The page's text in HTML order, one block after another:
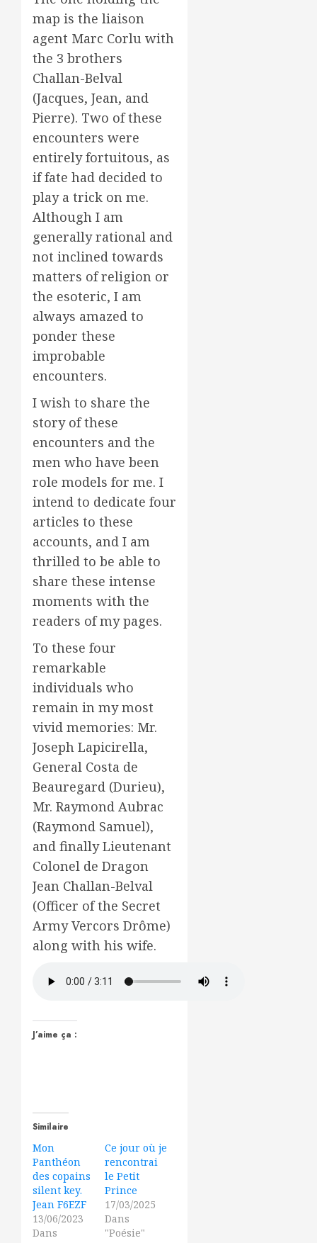
map is the liaison
agent Marc Corlu with
the 3 brothers
Challan-Belval
(Jacques, Jean, and
Pierre). Two of these
encounters were
entirely fortuitous, as
if fate had decided to
play a trick on me.
Although I am
generally rational and
not inclined towards
matters of religion or
the esoteric, I am
always amazed to
ponder these
improbable
encounters.
I wish to share the
story of these
encounters and the
men who have been
role models for me. I
intend to dedicate four
articles to these
accounts, and I am
thrilled to be able to
share these intense
moments with the
readers of my pages.
To these four
remarkable
individuals who
remain in my most
vivid memories: Mr.
Joseph Lapicirella,
General Costa de
Beauregard (Durieu),
Mr. Raymond Aubrac
(Raymond Samuel),
and finally Lieutenant
Colonel de Dragon
Jean Challan-Belval
(Officer of the Secret
Army Vercors Drôme)
along with his wife.
J’aime ça :
Similaire
Mon
Panthéon
des copains
silent key.
Jean F6EZF
13/06/2023
Dans
Ce jour où je
rencontrai
le Petit
Prince
17/03/2025
Dans
"Poésie"